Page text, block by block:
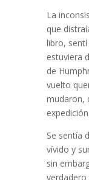
La
que
libro,
estuviera
de
vuelto
mudaron,
Se sentía
vívido y
sin